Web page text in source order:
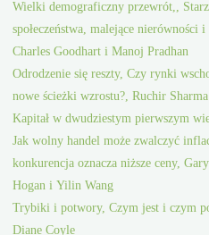
Wielki demograficzny przewrót,,
społeczeństwa, malejące nierówności
Charles Goodhart i Manoj Pradhan
Odrodzenie się reszty, Czy rynki
nowe ścieżki wzrostu?, Ruchir Sharma
Kapitał w dwudziestym pierwszym
Jak wolny handel może zwalczyć
konkurencja oznacza niższe ceny,
Hogan i Yilin Wang
Trybiki i potwory, Czym jest i czym
Diane Coyle